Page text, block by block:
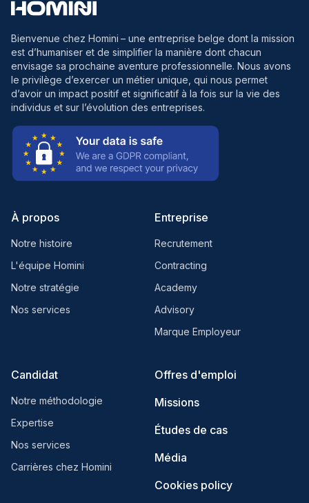
Bienvenue chez Homini – une entreprise belge dont la mission
est d’humaniser et de simplifier la manière dont chacun
envisage sa prochaine aventure professionnelle. Nous avons
le privilège d’exercer un métier unique, qui nous permet
d’avoir un impact positif et significatif à la fois sur la vie des
individus et sur l’évolution des entreprises.
À propos
Notre histoire
L'équipe Homini
Notre stratégie
Nos services
Entreprise
Recrutement
Contracting
Academy
Advisory
Marque Employeur
Candidat
Notre méthodologie
Expertise
Nos services
Carrières chez Homini
Offres d'emploi
Missions
Études de cas
Média
Cookies policy